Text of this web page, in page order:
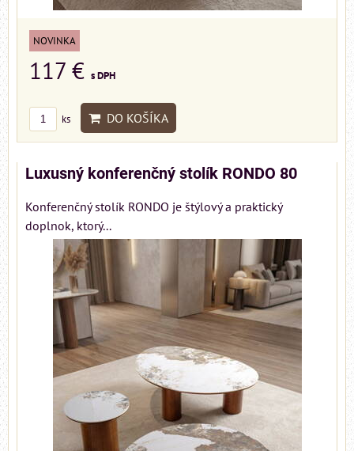
NOVINKA
117 € s DPH
ks DO KOŠÍKA
Luxusný konferenčný stolík RONDO 80
Konferenčný stolík RONDO je štýlový a praktický
doplnok, ktorý...